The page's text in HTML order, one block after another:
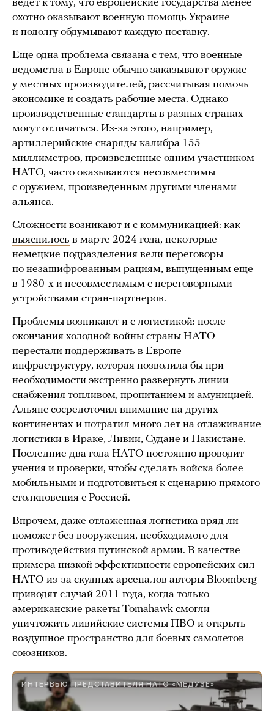
ведет к тому, что европейские государства менее
охотно оказывают военную помощь Украине
и подолгу обдумывают каждую поставку.
Еще одна проблема связана с тем, что военные
ведомства в Европе обычно заказывают оружие
у местных производителей, рассчитывая помочь
экономике и создать рабочие места. Однако
производственные стандарты в разных странах
могут отличаться. Из-за этого, например,
артиллерийские снаряды калибра 155
миллиметров, произведенные одним участником
НАТО, часто оказываются несовместимы
с оружием, произведенным другими членами
альянса.
Сложности возникают и с коммуникацией: как
выяснилось в марте 2024 года, некоторые
немецкие подразделения вели переговоры
по незашифрованным рациям, выпущенным еще
в 1980-х и несовместимым с переговорными
устройствами стран-партнеров.
Проблемы возникают и с логистикой: после
окончания холодной войны страны НАТО
перестали поддерживать в Европе
инфраструктуру, которая позволила бы при
необходимости экстренно развернуть линии
снабжения топливом, пропитанием и амуницией.
Альянс сосредоточил внимание на других
континентах и потратил много лет на отлаживание
логистики в Ираке, Ливии, Судане и Пакистане.
Последние два года НАТО постоянно проводит
учения и проверки, чтобы сделать войска более
мобильными и подготовиться к сценарию прямого
столкновения с Россией.
Впрочем, даже отлаженная логистика вряд ли
поможет без вооружения, необходимого для
противодействия путинской армии. В качестве
примера низкой эффективности европейских сил
НАТО из-за скудных арсеналов авторы Bloomberg
приводят случай 2011 года, когда только
американские ракеты Tomahawk смогли
уничтожить ливийские системы ПВО и открыть
воздушное пространство для боевых самолетов
союзников.
ИНТЕРВЬЮ ПРЕДСТАВИТЕЛЯ НАТО «МЕДУЗЕ»